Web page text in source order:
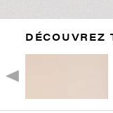
DÉCOUVREZ